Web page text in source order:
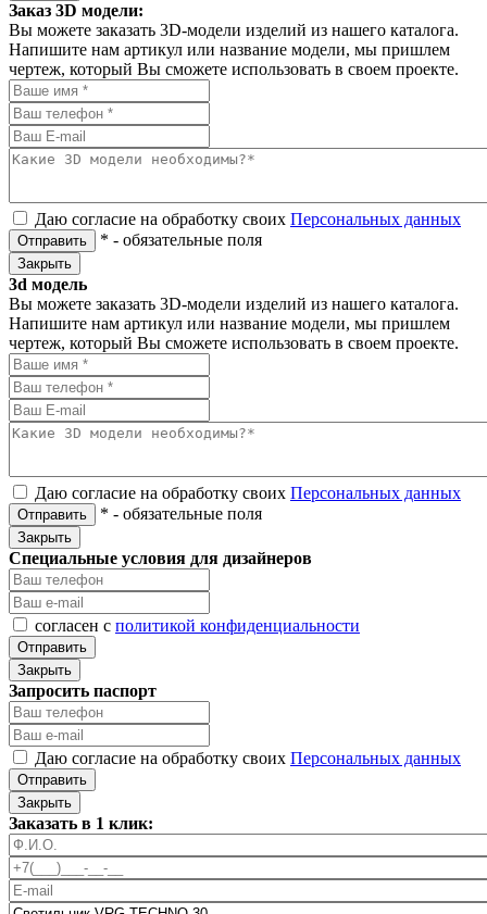
Заказ 3D модели:
Вы можете заказать 3D-модели изделий из нашего каталога.
Напишите нам артикул или название модели, мы пришлем
чертеж, который Вы сможете использовать в своем проекте.
Даю согласие на обработку своих Персональных данных
Отправить * - обязательные поля
Закрыть
3d модель
Вы можете заказать 3D-модели изделий из нашего каталога.
Напишите нам артикул или название модели, мы пришлем
чертеж, который Вы сможете использовать в своем проекте.
Даю согласие на обработку своих Персональных данных
Отправить * - обязательные поля
Закрыть
Специальные условия для дизайнеров
согласен с политикой конфиденциальности
Отправить
Закрыть
Запросить паспорт
Даю согласие на обработку своих Персональных данных
Отправить
Закрыть
Заказать в 1 клик: